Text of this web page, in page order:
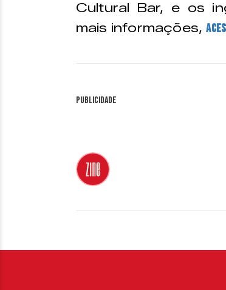
Cultural Bar, e os
mais informações,
Publicidade